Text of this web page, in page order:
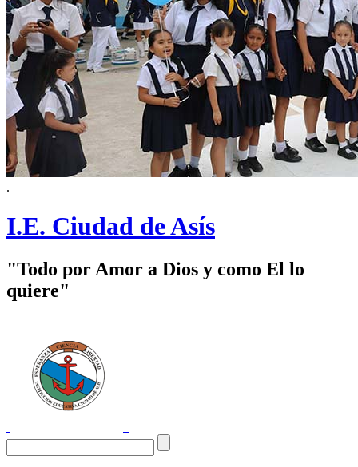
.
I.E. Ciudad de Asís
"Todo por Amor a Dios y como El lo
quiere"